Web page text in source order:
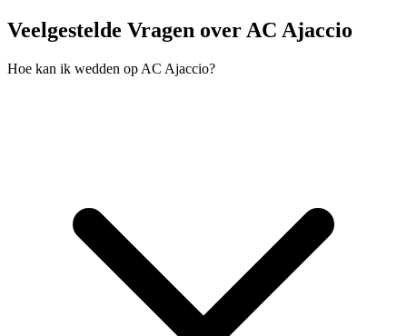
Veelgestelde Vragen over AC Ajaccio
Hoe kan ik wedden op AC Ajaccio?